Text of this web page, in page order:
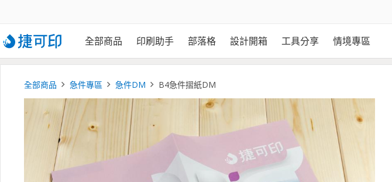
全部商品 印刷助手 部落格 設計開箱 工具分享 情境專區
全部商品 急件專區 急件DM B4急件摺紙DM